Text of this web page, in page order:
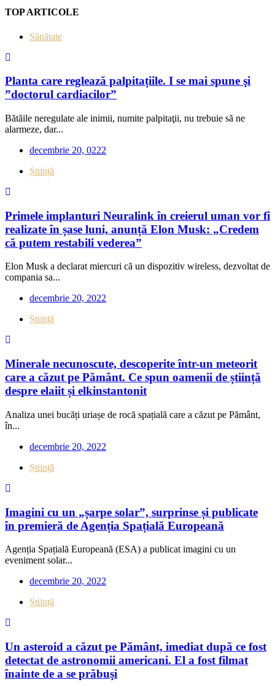
TOP ARTICOLE
Sănătate
Planta care reglează palpitațiile. I se mai spune şi
”doctorul cardiacilor”
Bătăile neregulate ale inimii, numite palpitaţii, nu trebuie să ne
alarmeze, dar...
decembrie 20, 0222
Știință
Primele implanturi Neuralink în creierul uman vor fi
realizate în șase luni, anunță Elon Musk: „Credem
că putem restabili vederea”
Elon Musk a declarat miercuri că un dispozitiv wireless, dezvoltat de
compania sa...
decembrie 20, 2022
Știință
Minerale necunoscute, descoperite într-un meteorit
care a căzut pe Pământ. Ce spun oamenii de știință
despre elaiit și elkinstantonit
Analiza unei bucăți uriașe de rocă spațială care a căzut pe Pământ,
în...
decembrie 20, 2022
Știință
Imagini cu un „șarpe solar”, surprinse și publicate
în premieră de Agenția Spațială Europeană
Agenția Spațială Europeană (ESA) a publicat imagini cu un
eveniment solar...
decembrie 20, 2022
Știință
Un asteroid a căzut pe Pământ, imediat după ce fost
detectat de astronomii americani. El a fost filmat
înainte de a se prăbuşi